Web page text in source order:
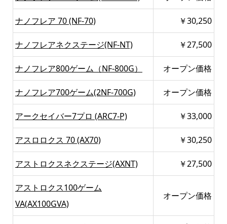
ナノフレア 70 (NF-70) ￥30,250
ナノフレアネクステージ(NF-NT) ￥27,500
ナノフレア800ゲーム（NF-800G） オープン価格
ナノフレア700ゲーム(2NF-700G) オープン価格
アークセイバー7プロ (ARC7-P) ￥33,000
アスロロクス 70 (AX70) ￥30,250
アストロクスネクステージ(AXNT) ￥27,500
アストロクス100ゲーム
VA(AX100GVA)
オープン価格